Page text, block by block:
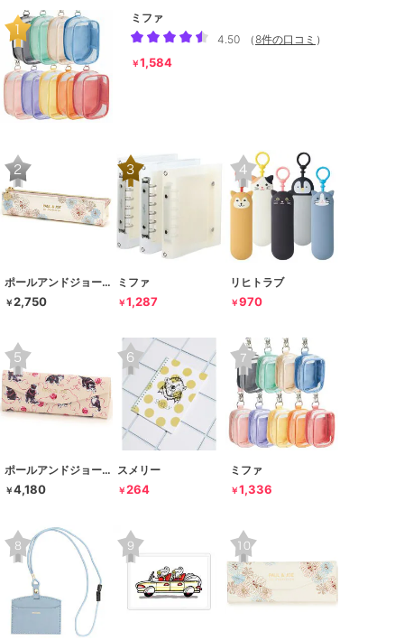
ミファ
4.50
（8件の口コミ ）
￥1,584
ポールアンドジョー ラ･パペトリー
￥2,750
ミファ
￥1,287
リヒトラブ
￥970
ポールアンドジョー ラ･パペトリー
￥4,180
スメリー
￥264
ミファ
￥1,336